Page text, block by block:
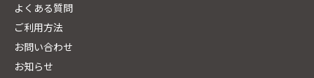
よくある質問
ご利用方法
お問い合わせ
お知らせ